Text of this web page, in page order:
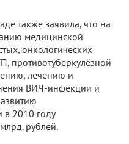
также заявила, что на
медицинской
онкологических
противотуберкулёзной
лечению и
ВИЧ-инфекции и
2010 году
рублей.